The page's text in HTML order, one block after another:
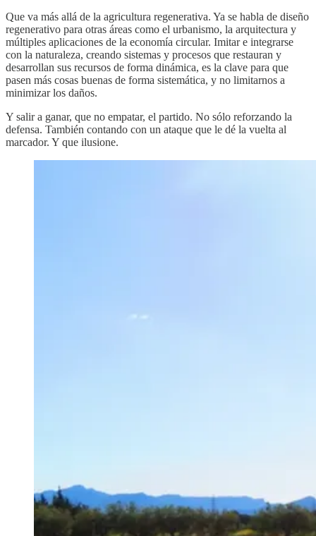
Que va más allá de la agricultura regenerativa. Ya se habla de diseño
regenerativo para otras áreas como el urbanismo, la arquitectura y
múltiples aplicaciones de la economía circular. Imitar e integrarse
con la naturaleza, creando sistemas y procesos que restauran y
desarrollan sus recursos de forma dinámica, es la clave para que
pasen más cosas buenas de forma sistemática, y no limitarnos a
minimizar los daños.
Y salir a ganar, que no empatar, el partido. No sólo reforzando la
defensa. También contando con un ataque que le dé la vuelta al
marcador. Y que ilusione.